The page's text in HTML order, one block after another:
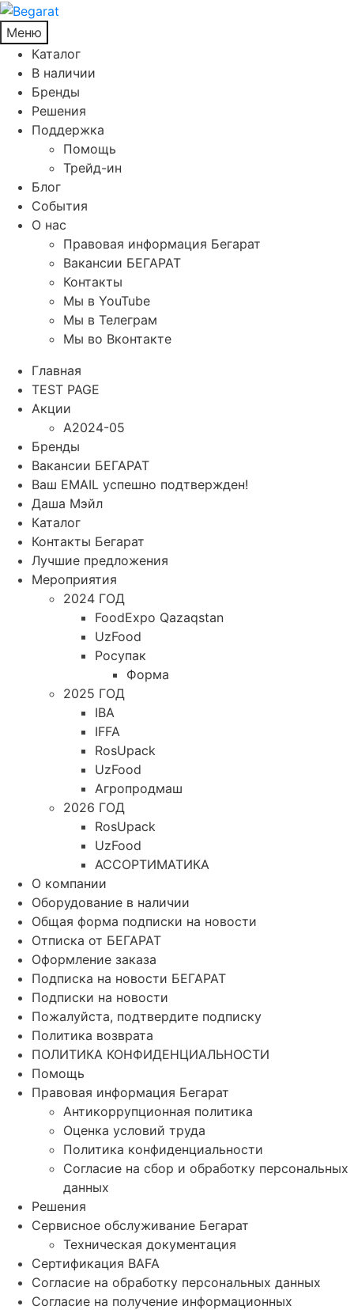
Меню
Каталог
В наличии
Бренды
Решения
Поддержка
Помощь
Трейд-ин
Блог
События
О нас
Правовая информация Бегарат
Вакансии БЕГАРАТ
Контакты
Мы в YouTube
Мы в Телеграм
Мы во Вконтакте
Главная
TEST PAGE
Акции
A2024-05
Бренды
Вакансии БЕГАРАТ
Ваш EMAIL успешно подтвержден!
Даша Мэйл
Каталог
Контакты Бегарат
Лучшие предложения
Мероприятия
2024 ГОД
FoodExpo Qazaqstan
UzFood
Росупак
Форма
2025 ГОД
IBA
IFFA
RosUpack
UzFood
Агропродмаш
2026 ГОД
RosUpack
UzFood
АССОРТИМАТИКА
О компании
Оборудование в наличии
Общая форма подписки на новости
Отписка от БЕГАРАТ
Оформление заказа
Подписка на новости БЕГАРАТ
Подписки на новости
Пожалуйста, подтвердите подписку
Политика возврата
ПОЛИТИКА КОНФИДЕНЦИАЛЬНОСТИ
Помощь
Правовая информация Бегарат
Антикоррупционная политика
Оценка условий труда
Политика конфиденциальности
Согласие на сбор и обработку персональных
данных
Решения
Сервисное обслуживание Бегарат
Техническая документация
Сертификация BAFA
Согласие на обработку персональных данных
Согласие на получение информационных